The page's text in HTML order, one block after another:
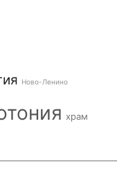
Ново-Ленино
храм